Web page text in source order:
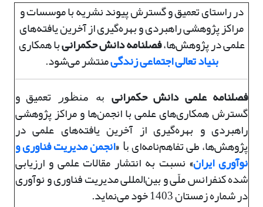
در راستای تعمیق و گسترش پیوند نشریه با موسسات و
مراکز پژوهشی راهبردی و بهره‌گیری از آخرین یافته‌های
علمی در پژوهش‌ها،فصلنامه دانش حکمرانیبا همکاری
بنیاد تعالی اجتماعی زندگیمنتشر می‌شود.
فصلنامه علمی دانش حکمرانیبه منظور تعمیق و
گسترش همکاری‌های علمی با انجمن‌ها و مراکز پژوهشی
راهبردی و بهره‌گیری از آخرین یافته‌های علمی در
پژوهش‌ها، طی تفاهم‌نامه‌ای با«انجمن مدیریت فناوری و
نوآوری ایران» نسبت به انتشار مقالات علمی و ارزیابی
شده کنفرانس ملّی و بین‌المللی مدیریت فناوری و نوآوری
در شماره زمستان 1403 خود ‌می‌نماید.